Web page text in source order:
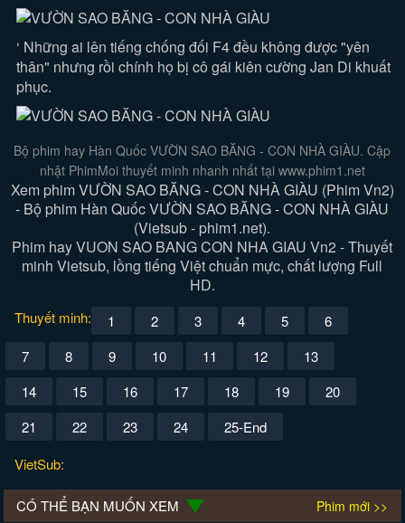
‘ Những ai lên tiếng chống đối F4 đều không được "yên
thân" nhưng rồi chính họ bị cô gái kiên cường Jan Di khuất
phục.
Bộ phim hay Hàn Quốc VƯỜN SAO BĂNG - CON NHÀ GIÀU. Cập
nhật PhimMoi thuyết minh nhanh nhất tại www.phim1.net
Xem phim VƯỜN SAO BĂNG - CON NHÀ GIÀU (Phim Vn2)
- Bộ phim Hàn Quốc VƯỜN SAO BĂNG - CON NHÀ GIÀU
(Vietsub - phim1.net).
Phim hay VUON SAO BANG CON NHA GIAU Vn2 - Thuyết
minh Vietsub, lồng tiếng Việt chuẩn mực, chất lượng Full
HD.
Thuyết minh: 1 2 3 4 5
6
7
8 9 10 11 12
13
14
15 16 17 18 19
20
21
22 23 24
25-End
VietSub:
CÓ THỂ BẠN MUỐN XEM Phim mới >>